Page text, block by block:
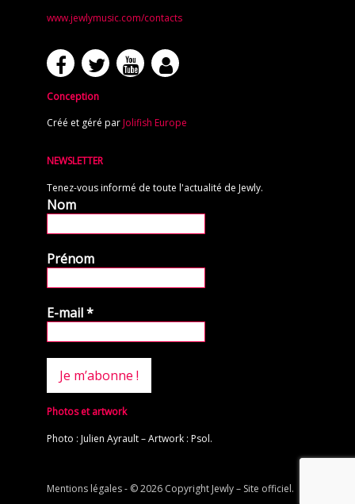
www.jewlymusic.com/contacts
Conception
Créé et géré par Jolifish Europe
NEWSLETTER
Tenez-vous informé de toute l'actualité de Jewly.
Nom
Prénom
E-mail*
Photos et artwork
Photo : Julien Ayrault – Artwork : Psol.
Mentions légales- © 2026 Copyright Jewly – Site officiel.